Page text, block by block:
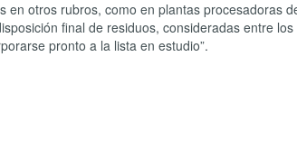
en otros rubros, como en plantas procesadoras
final de residuos, consideradas entre
pronto a la lista en estudio”.